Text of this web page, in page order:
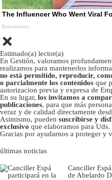
Estimado(a) lector(a)
En Gestión, valoramos
realizamos para mantenerlos
no está permitido, reproducir,
o parcialmente los contenidos que
autorizacion previa y expresa de
En su lugar, los invitamos a
publicaciones, para que más
veraz y de calidad directamente
Asimismo, pueden suscribirse y
exclusivo que elaboramos para Uds.
Gracias por ayudarnos a proteger y
últimas noticias
Canciller
de Abelardo